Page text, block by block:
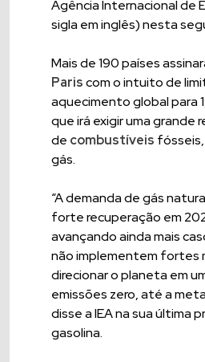
Agência Internacional de
sigla em inglês) nesta
Mais de 190 países
Pariscom o intuito de
aquecimento global para
que irá exigir uma grande
de combustíveis
gás.
“A demanda de gás
forte recuperação em
avançando ainda mais
não implementem fortes
direcionar o planeta em
emissões zero, até a
disse a IEA na sua última
gasolina.